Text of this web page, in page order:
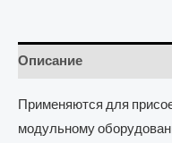
Описание
Применяются для
модульному